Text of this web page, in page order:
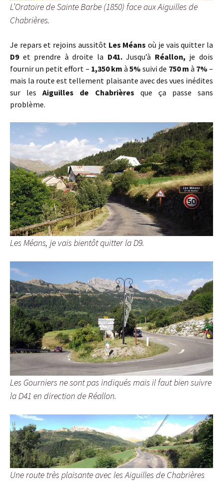
L’Oratoire de Sainte Barbe (1850) face aux Aiguilles de
Chabrières.
Je repars et rejoins aussitôt Les Méans où je vais quitter la
D9et prendre à droite la D41.Jusqu’à Réallon, je dois
fournir un petit effort – 1,350 km à5% suivi de 750 m à 7% –
mais la route est tellement plaisante avec des vues inédites
sur lesAiguilles de Chabrières que ça passe sans
problème.
Les Méans, je vais bientôt quitter la D9.
Les Gourniers ne sont pas indiqués mais il faut bien suivre
la D41 en direction de Réallon.
Une route très plaisante avec les Aiguilles de Chabrières